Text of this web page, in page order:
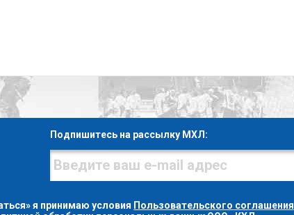
Подпишитесь на рассылку МХЛ:
я принимаю условия Пользовательского соглашения